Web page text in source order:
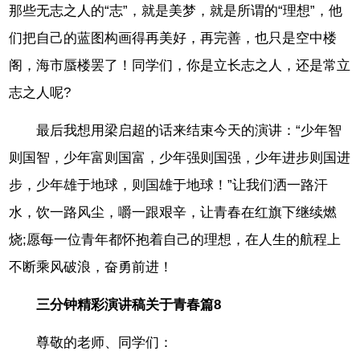
那些无志之人的“志”，就是美梦，就是所谓的“理想”，他
们把自己的蓝图构画得再美好，再完善，也只是空中楼
阁，海市蜃楼罢了！同学们，你是立长志之人，还是常立
志之人呢?
最后我想用梁启超的话来结束今天的演讲：“少年智
则国智，少年富则国富，少年强则国强，少年进步则国进
步，少年雄于地球，则国雄于地球！”让我们洒一路汗
水，饮一路风尘，嚼一跟艰辛，让青春在红旗下继续燃
烧;愿每一位青年都怀抱着自己的理想，在人生的航程上
不断乘风破浪，奋勇前进！
三分钟精彩演讲稿关于青春篇8
尊敬的老师、同学们：